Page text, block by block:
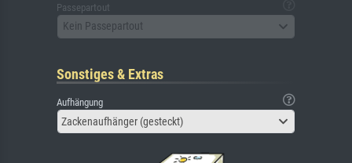
Passepartout
Kein Passepartout
Sonstiges & Extras
Aufhängung
Zackenaufhänger (gesteckt)